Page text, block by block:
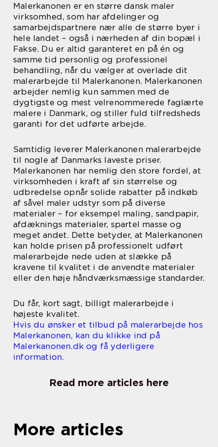
Malerkanonen er en større dansk maler
virksomhed, som har afdelinger og
samarbejdspartnere nær alle de større byer i
hele landet – også i nærheden af din bopæl i
Fakse. Du er altid garanteret en på én og
samme tid personlig og professionel
behandling, når du vælger at overlade dit
malerarbejde til Malerkanonen. Malerkanonen
arbejder nemlig kun sammen med de
dygtigste og mest velrenommerede faglærte
malere i Danmark, og stiller fuld tilfredsheds
garanti for det udførte arbejde.
Samtidig leverer Malerkanonen malerarbejde
til nogle af Danmarks laveste priser.
Malerkanonen har nemlig den store fordel, at
virksomheden i kraft af sin størrelse og
udbredelse opnår solide rabatter på indkøb
af såvel maler udstyr som på diverse
materialer – for eksempel maling, sandpapir,
afdæknings materialer, spartel masse og
meget andet. Dette betyder, at Malerkanonen
kan holde prisen på professionelt udført
malerarbejde nede uden at slække på
kravene til kvalitet i de anvendte materialer
eller den høje håndværksmæssige standarder.
Du får, kort sagt, billigt malerarbejde i
højeste kvalitet.
Hvis du ønsker et tilbud på malerarbejde hos
Malerkanonen, kan du klikke ind på
Malerkanonen.dk og få yderligere
information.
Read more articles here
More articles